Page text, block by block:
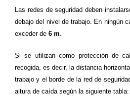
Las redes de seguridad deben
debajo del nivel de trabajo. En ningún
exceder de 6 m
Si se utilizan como protección de
recogida, es decir, la distancia
trabajo y el borde de la red de
altura de caída según la siguiente tabla: